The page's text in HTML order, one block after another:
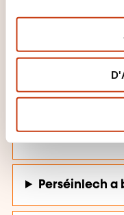
Informatik,
Mechanik,
Perséinlech